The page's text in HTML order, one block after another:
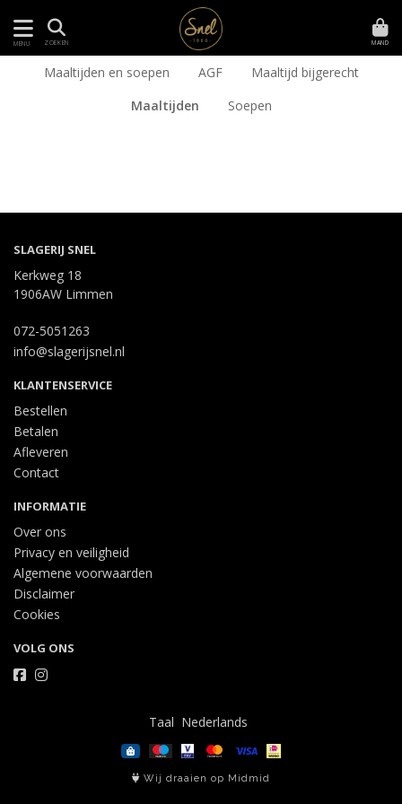
MENU ZOEKEN MAND
Maaltijden en soepen AGF
Maaltijd bijgerecht
Maaltijden
Soepen
SLAGERIJ SNEL
Kerkweg 18
1906AW Limmen
072-5051263
info@slagerijsnel.nl
KLANTENSERVICE
Bestellen
Betalen
Afleveren
Contact
INFORMATIE
Over ons
Privacy en veiligheid
Algemene voorwaarden
Disclaimer
Cookies
VOLG ONS
Taal
Wij draaien op Midmid